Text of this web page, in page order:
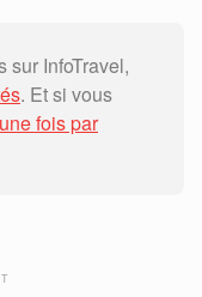
InfoTravel,
. Et si vous
fois par